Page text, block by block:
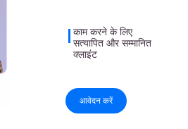
काम करने के लिए
सत्यापित और सम्मानित
क्लाइंट
आवेदन करें